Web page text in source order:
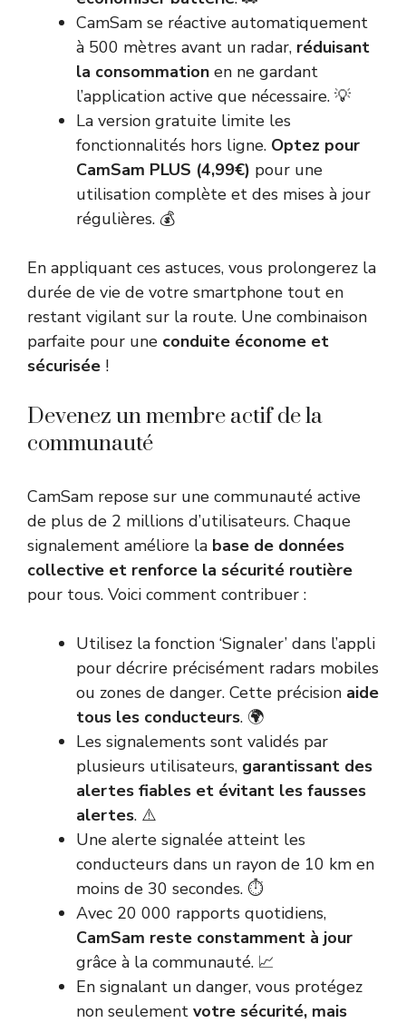
CamSam se réactive automatiquement
à 500 mètres avant un radar, réduisant
la consommation en ne gardant
l’application active que nécessaire. 💡
La version gratuite limite les
fonctionnalités hors ligne. Optez pour
CamSam PLUS (4,99€) pour une
utilisation complète et des mises à jour
régulières. 💰
En appliquant ces astuces, vous prolongerez la
durée de vie de votre smartphone tout en
restant vigilant sur la route. Une combinaison
parfaite pour une conduite économe et
sécurisée !
Devenez un membre actif de la
communauté
CamSam repose sur une communauté active
de plus de 2 millions d’utilisateurs. Chaque
signalement améliore la base de données
collective et renforce la sécurité routière
pour tous. Voici comment contribuer :
Utilisez la fonction ‘Signaler’ dans l’appli
pour décrire précisément radars mobiles
ou zones de danger. Cette précision aide
tous les conducteurs. 🌍
Les signalements sont validés par
plusieurs utilisateurs, garantissant des
alertes fiables et évitant les fausses
alertes. ⚠️
Une alerte signalée atteint les
conducteurs dans un rayon de 10 km en
moins de 30 secondes. ⏱️
Avec 20 000 rapports quotidiens,
CamSam reste constamment à jour
grâce à la communauté. 📈
En signalant un danger, vous protégez
non seulement votre sécurité, mais